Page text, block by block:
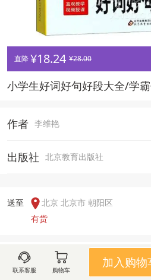
直降 ¥18.24 ¥28.00
小学生好词好句好段大全/学
作者 李维艳
出版社 北京教育出版社
送至
北京 北京市 朝阳区
有货
用户评论(
联系客服 购物车
加入购物